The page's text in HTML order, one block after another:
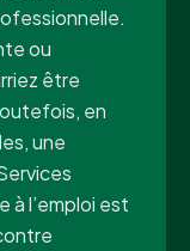
ou
être
en
une
à l’emploi est